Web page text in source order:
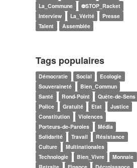
La_Commune
⛔STOP_Racket
Interview
La_Vérité
Presse
Talent
Assemblée
Tags populaires
Démocratie Social
Ecologie
Souveraineté
Bien_Commun
Santé
Rond-Point
Quête-de-Sens
Police
Gratuité Etat
Justice
Constitution
Violences
Porteurs-de-Paroles
Média
Solidarité
Travail
Résistance
Culture
Multinationales
Technologie
Bien_Vivre
Monnaie